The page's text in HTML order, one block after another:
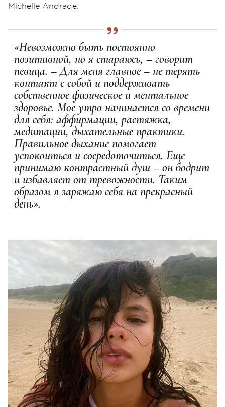
Michelle Andrade.
«Невозможно быть постоянно
позитивной, но я стараюсь, – говорит
певица. – Для меня главное – не терять
контакт с собой и поддерживать
собственное физическое и ментальное
здоровье. Мое утро начинается со времени
для себя: аффирмации, растяжка,
медитации, дыхательные практики.
Правильное дыхание помогает
успокоиться и сосредоточиться. Еще
принимаю контрастный душ – он бодрит
и избавляет от тревожности. Таким
образом я заряжаю себя на прекрасный
день».